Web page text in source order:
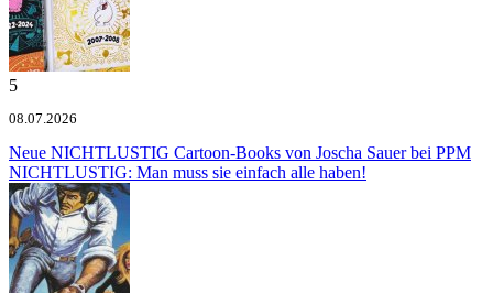
5
08.07.2026
Neue NICHTLUSTIG Cartoon-Books von Joscha Sauer bei PPM
NICHTLUSTIG: Man muss sie einfach alle haben!